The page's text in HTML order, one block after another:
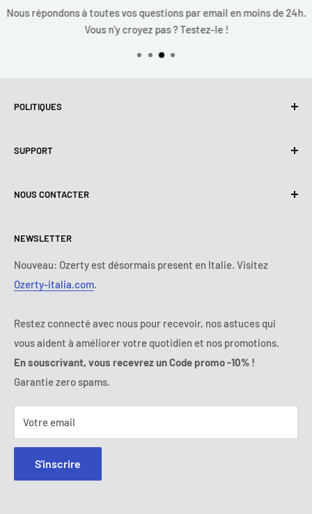
Nous répondons à toutes vos questions par email en moins de 24h.
Vous n'y croyez pas ? Testez-le !
POLITIQUES
Utilisation de cookies (RGPD)
Politique de livraison
Conditions de paiement
Termes et conditions d'abonnement
SUPPORT
Nous contacter
Mentions légales
FAQ
Règlement en Ligne des Litiges
NOUS CONTACTER
Mardi :9:00 - 18:00
Mercredi :9:00 - 18:00
Jeudi :
9:00 - 18:00
Samedi - Dimanche :
09 70 01 97 37
E-mail:
contact@ozerty-france.com
NEWSLETTER
Nouveau: Ozerty est désormais present en Italie. Visitez
Ozerty-italia.com.
Restez connecté avec nous pour recevoir, nos astuces qui
vous aident à améliorer votre quotidien et nos promotions.
En souscrivant, vous recevrez un Code promo -10% !
Garantie zero spams.
Votre email
S'inscrire